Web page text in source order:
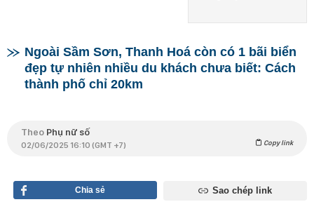
Ngoài Sầm Sơn, Thanh Hoá còn có 1 bãi biển
đẹp tự nhiên nhiều du khách chưa biết: Cách
thành phố chỉ 20km
Theo Phụ nữ số
02/06/2025 16:10 (GMT +7) Copy link
Chia sẻ Sao chép link